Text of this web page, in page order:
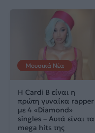
Μουσικά Νέα
Η Cardi B είναι η
πρώτη γυναίκα rapper
με 4 «Diamond»
singles – Αυτά είναι τα
mega hits της